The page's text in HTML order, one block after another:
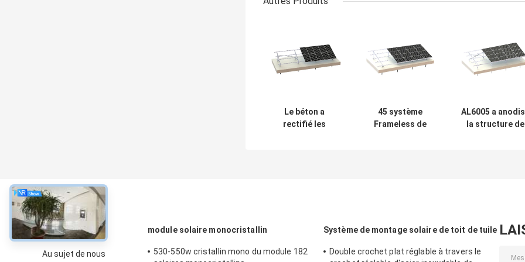
Le béton a
rectifié les
45 système
Frameless de
AL6005 a
la structure de
À propos
Au sujet de nous
module solaire monocristallin
530-550w cristallin mono du module 182
Système de montage solaire de toit de tuile
Double crochet plat réglable à travers le